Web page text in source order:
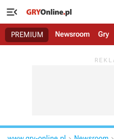

PREMIUM Newsroom Gry